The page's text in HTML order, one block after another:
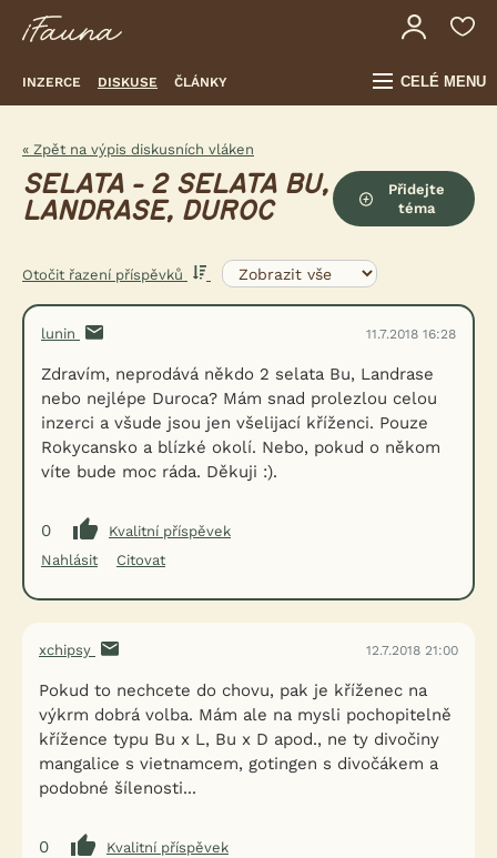
INZERCE DISKUSE ČLÁNKY CELÉ MENU
« Zpět na výpis diskusních vláken
SELATA - 2 SELATA BU,
LANDRASE, DUROC
Přidejte
téma
Otočit řazení příspěvků
lunin 11.7.2018 16:28
Zdravím, neprodává někdo 2 selata Bu, Landrase
nebo nejlépe Duroca? Mám snad prolezlou celou
inzerci a všude jsou jen všelijací kříženci. Pouze
Rokycansko a blízké okolí. Nebo, pokud o někom
víte bude moc ráda. Děkuji :).
0
Kvalitní příspěvek
Nahlásit
Citovat
xchipsy 12.7.2018 21:00
Pokud to nechcete do chovu, pak je kříženec na
výkrm dobrá volba. Mám ale na mysli pochopitelně
křížence typu Bu x L, Bu x D apod., ne ty divočiny
mangalice s vietnamcem, gotingen s divočákem a
podobné šílenosti...
0
Kvalitní příspěvek